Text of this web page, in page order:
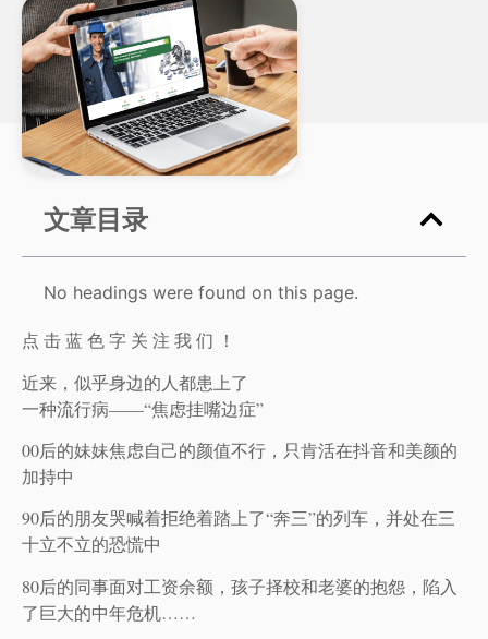
文章目录
No headings were found on this page.
点 击 蓝 色 字 关 注 我 们 ！
近来，似乎身边的人都患上了
一种流行病——“焦虑挂嘴边症”
00后的妹妹焦虑自己的颜值不行，只肯活在抖音和美颜的
加持中
90后的朋友哭喊着拒绝着踏上了“奔三”的列车，并处在三
十立不立的恐慌中
80后的同事面对工资余额，孩子择校和老婆的抱怨，陷入
了巨大的中年危机……